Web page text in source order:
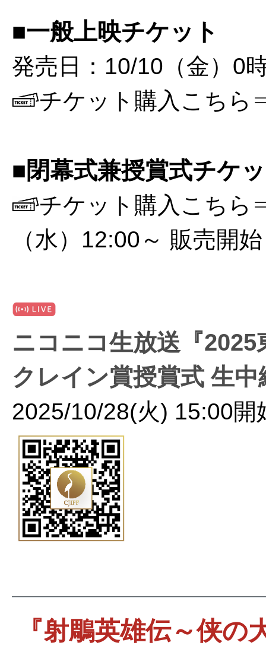
■一般上映チケット
発売日：10/10（金）0
チケット購入こち
■閉幕式兼授賞式チケ
チケット購入こち
（水）12:00～ 販売開始
ニコニコ生放送『
クレイン賞授賞式 生中
2025/10/28(火) 15:00開
『射鵰英雄伝～侠